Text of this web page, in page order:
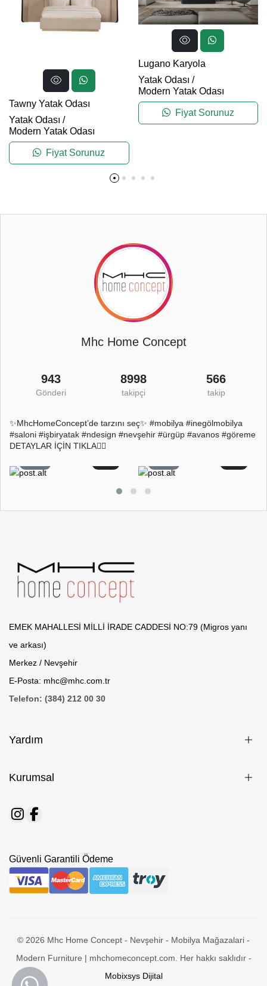
Tawny Yatak Odası
Yatak Odası /
Modern Yatak Odası
Fiyat Sorunuz
Lugano Karyola
Yatak Odası /
Modern Yatak Odası
Fiyat Sorunuz
Mhc Home Concept
943
Gönderi
8998
takipçi
566
takip
✨MhcHomeConcept’de tarzını seç✨ #mobilya #inegölmobilya
#saloni #işbiryatak #ndesign #nevşehir #ürgüp #avanos #göreme
DETAYLAR İÇİN TIKLA👇🏻
EMEK MAHALLESİ MİLLİ İRADE CADDESİ NO:79 (Migros yanı
ve arkası)
Merkez / Nevşehir
E-Posta: mhc@mhc.com.tr
Telefon: (384) 212 00 30
Yardım
Kurumsal
Güvenli Garantili Ödeme
© 2026 Mhc Home Concept - Nevşehir - Mobilya Mağazalari -
Modern Furniture | mhchomeconcept.com. Her hakkı saklıdır -
Mobixsys Dijital